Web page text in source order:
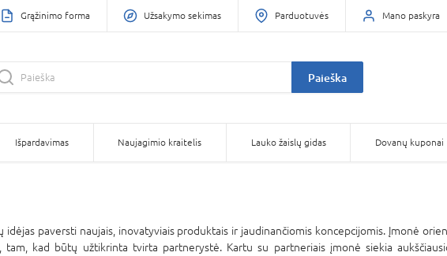
Grąžinimo forma Užsakymo sekimas Parduotuvės Mano paskyra
Paieška
Išpardavimas Naujagimio kraitelis Lauko žaislų gidas Dovanų kuponai
idėjas paversti naujais, inovatyviais produktais ir jaudinančiomis koncepcijomis. Įmonė
kad būtų užtikrinta tvirta partnerystė. Kartu su partneriais įmonė siekia